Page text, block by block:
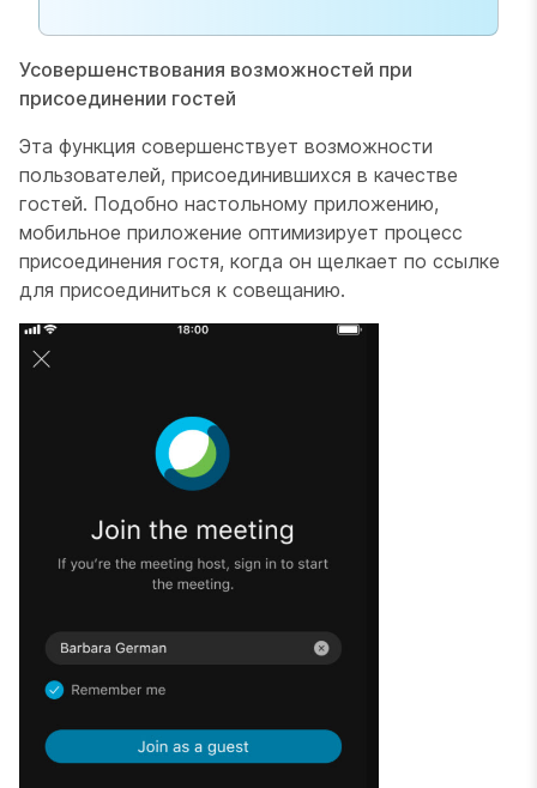
Усовершенствования возможностей при
присоединении гостей
Эта функция совершенствует возможности
пользователей, присоединившихся в качестве
гостей. Подобно настольному приложению,
мобильное приложение оптимизирует процесс
присоединения гостя, когда он щелкает по ссылке
для присоединиться к совещанию.